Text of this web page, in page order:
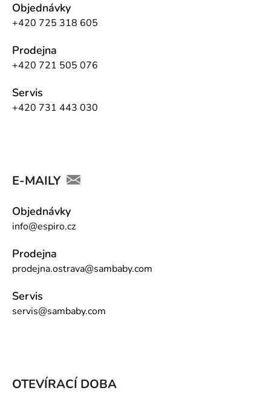
Objednávky
+420 725 318 605
Prodejna
+420 721 505 076
Servis
+420 731 443 030
E-MAILY
Objednávky
info@espiro.cz
Prodejna
prodejna.ostrava@sambaby.com
Servis
servis@sambaby.com
OTEVÍRACÍ DOBA